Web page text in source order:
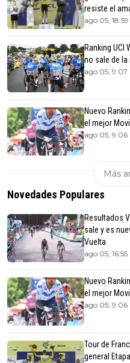
resiste el
ago 05, 18:59
Ranking UCI
no sale de la
ago 05, 9:07
Nuevo
el mejor
ago 05, 9:06
Más
Novedades Populares
Resultados
sale y es
Vuelta
ago 05, 16:55
Nuevo
el mejor
ago 05, 9:06
Tour de
general